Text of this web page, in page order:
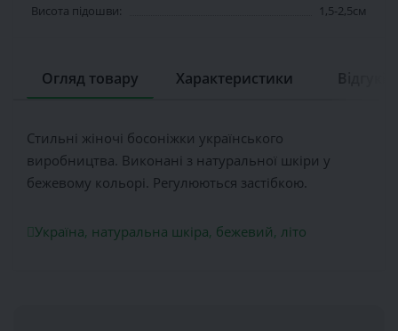
Висота підошви:
1,5-2,5см
Огляд товару Характеристики
Стильні жіночі босоніжки українського
виробництва. Виконані з натуральної шкіри у
бежевому кольорі. Регулюються застібкою.
Україна, натуральна шкіра, бежевий, літо